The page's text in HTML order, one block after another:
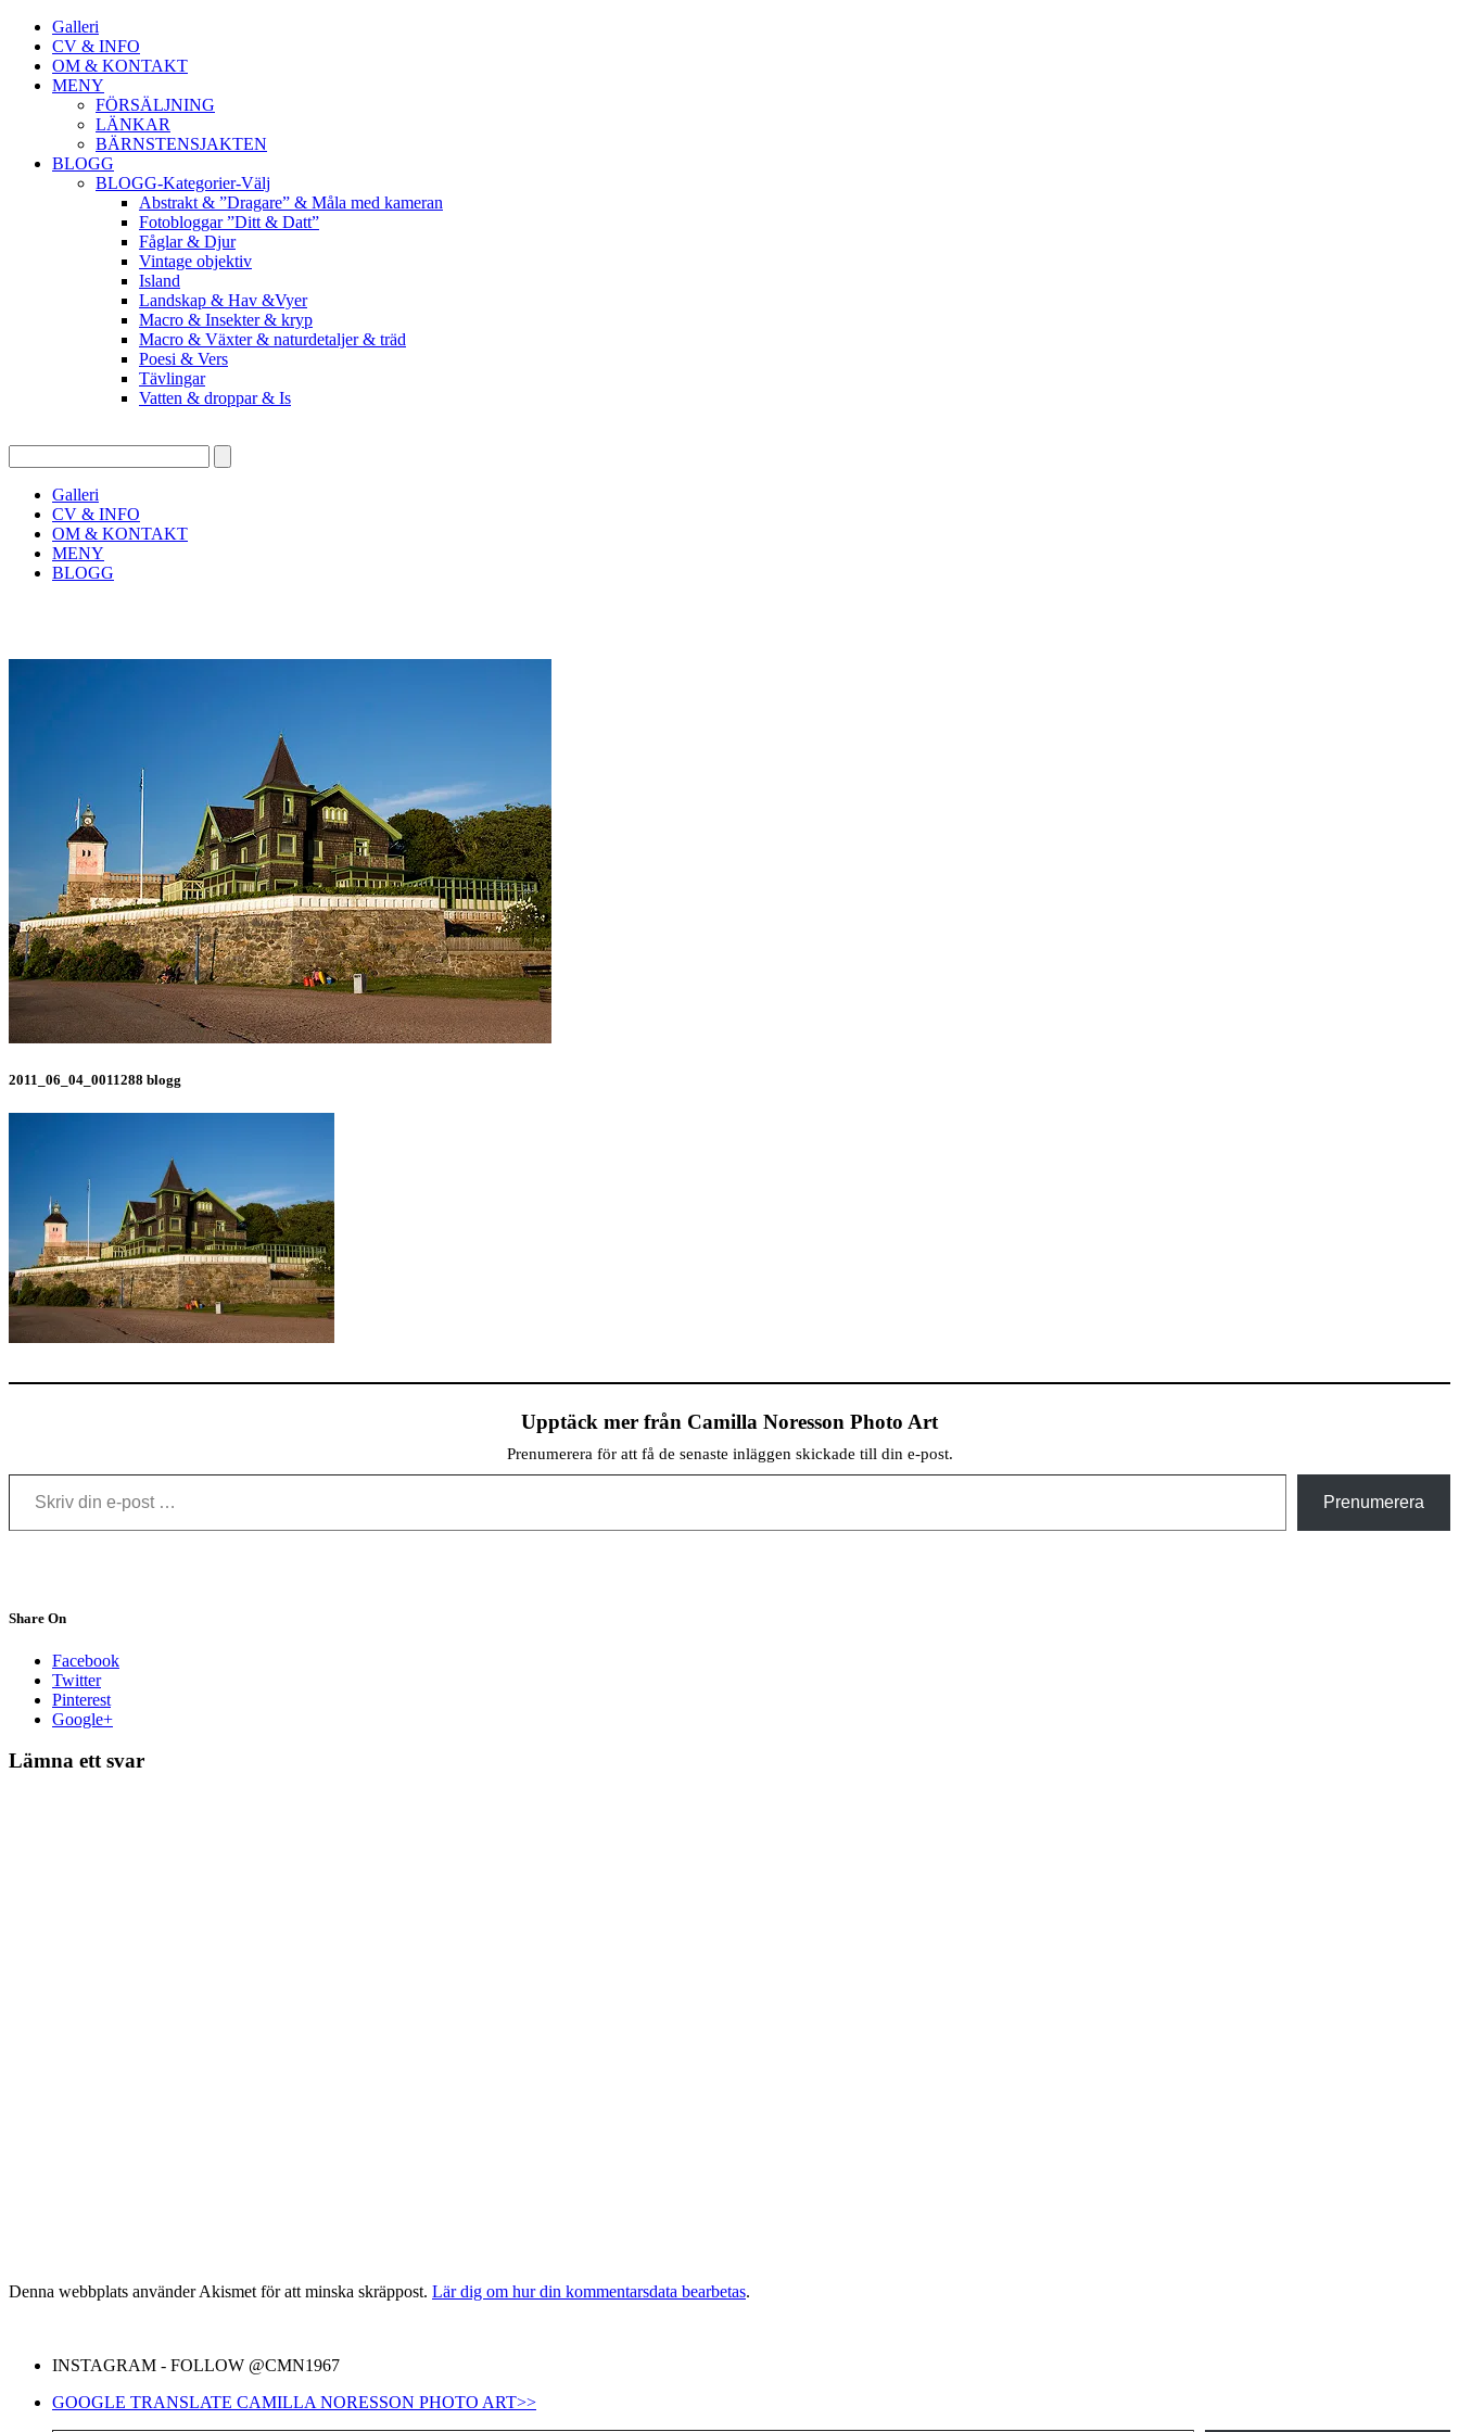
Galleri
CV & INFO
OM & KONTAKT
MENY
FÖRSÄLJNING
LÄNKAR
BÄRNSTENSJAKTEN
BLOGG
BLOGG-Kategorier-Välj
Abstrakt & ”Dragare” & Måla med kameran
Fotobloggar ”Ditt & Datt”
Fåglar & Djur
Vintage objektiv
Island
Landskap & Hav &Vyer
Macro & Insekter & kryp
Macro & Växter & naturdetaljer & träd
Poesi & Vers
Tävlingar
Vatten & droppar & Is
Galleri
CV & INFO
OM & KONTAKT
MENY
BLOGG
2011_06_04_0011288 blogg
Upptäck mer från Camilla Noresson Photo Art
Prenumerera för att få de senaste inläggen skickade till din e-post.
Skriv din e-post …
Prenumerera
Share On
Facebook
Twitter
Pinterest
Google+
Lämna ett svar
Denna webbplats använder Akismet för att minska skräppost. Lär dig om hur din kommentarsdata bearbetas.
INSTAGRAM - FOLLOW @CMN1967
GOOGLE TRANSLATE CAMILLA NORESSON PHOTO ART>>